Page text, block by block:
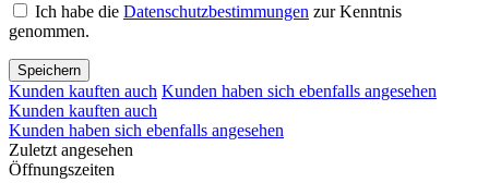
Ich habe die Datenschutzbestimmungen zur Kenntnis
genommen.
Speichern
Kunden kauften auch Kunden haben sich ebenfalls angesehen
Kunden kauften auch
Kunden haben sich ebenfalls angesehen
Zuletzt angesehen
Öffnungszeiten